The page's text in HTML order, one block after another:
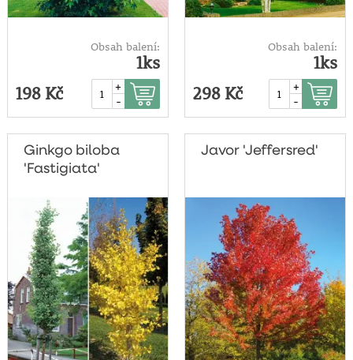
Obsah balení:
1ks
198 Kč
+
-
Obsah balení:
1ks
298 Kč
+
-
Ginkgo biloba
'Fastigiata'
Javor 'Jeffersred'